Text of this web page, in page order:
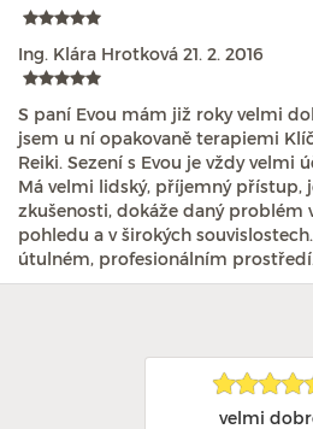
Ing. Klára Hrotková 21. 2. 2016
S paní Evou mám již roky velmi
jsem u ní opakovaně terapiemi
Reiki. Sezení s Evou je vždy velmi
Má velmi lidský, příjemný přístup,
zkušenosti, dokáže daný problém
pohledu a v širokých
útulném, profesionálním
velmi